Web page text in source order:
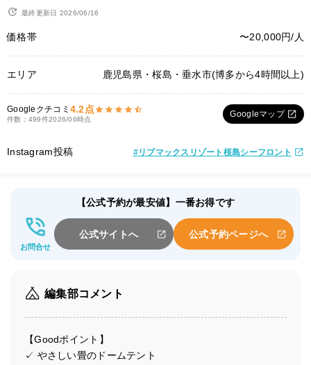
最終更新日 2026/06/16
価格帯 〜20,000円/人
エリア 鹿児島県・桜島・垂水市(博多から4時間以上)
Googleクチコミ 4.2点
件数：499件2026/06時点
Googleマップ
Instagram投稿 #リブマックスリゾート桜島シーフロント
【公式予約が最安値】一番お得です
お問合せ
公式サイトへ 公式予約ページへ
編集部コメント
【Goodポイント】
✓ やさしい畳のドームテント